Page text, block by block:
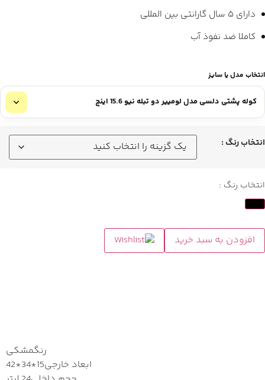
دارای ۵ سال گارانتی بین المللی
کاملا ضد نفوذ آب
انتخاب مدل یا سایز
انتخاب رنگ :
انتخاب رنگ :
افزودن به سبد خرید
رنگمشکی
ابعاد خارجی15*34*42